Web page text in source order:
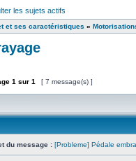
les sujets actifs
et ses caractéristiques »
1 sur 1 [ 7 message(s) ]
du message : [Probleme] Pédale